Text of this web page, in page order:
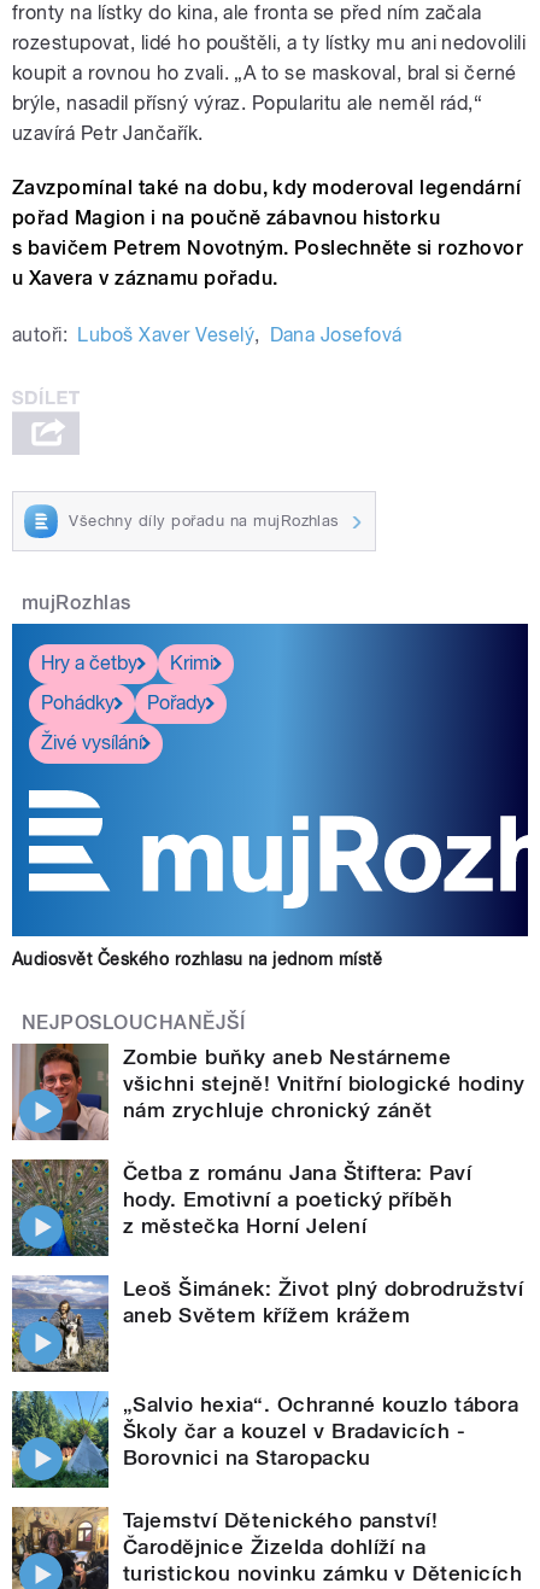
fronty na lístky do kina, ale fronta se před ním začala
rozestupovat, lidé ho pouštěli, a ty lístky mu ani nedovolili
koupit a rovnou ho zvali. „A to se maskoval, bral si černé
brýle, nasadil přísný výraz. Popularitu ale neměl rád,“
uzavírá Petr Jančařík.
Zavzpomínal také na dobu, kdy moderoval legendární
pořad Magion i na poučně zábavnou historku
s bavičem Petrem Novotným. Poslechněte si rozhovor
u Xavera v záznamu pořadu.
autoři: Luboš Xaver Veselý, Dana Josefová
Všechny díly pořadu na mujRozhlas
mujRozhlas
Hry a četby
Krimi
Pohádky
Pořady
Živé vysílání
Audiosvět Českého rozhlasu na jednom místě
NEJPOSLOUCHANĚJŠÍ
Zombie buňky aneb Nestárneme
všichni stejně! Vnitřní biologické hodiny
nám zrychluje chronický zánět
Četba z románu Jana Štiftera: Paví
hody. Emotivní a poetický příběh
z městečka Horní Jelení
Leoš Šimánek: Život plný dobrodružství
aneb Světem křížem krážem
„Salvio hexia“. Ochranné kouzlo tábora
Školy čar a kouzel v Bradavicích -
Borovnici na Staropacku
Tajemství Dětenického panství!
Čarodějnice Žizelda dohlíží na
turistickou novinku zámku v Dětenicích